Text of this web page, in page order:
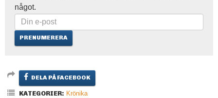
något.
DELA PÅ FACEBOOK
KATEGORIER: Krönika